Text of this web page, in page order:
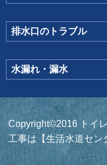
排水口のトラブル
水漏れ・漏水
Copyright©2016 トイ
工事は【生活水道セン